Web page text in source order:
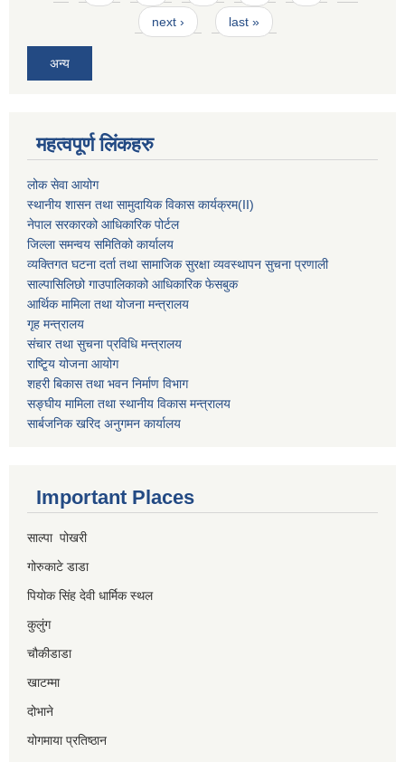
next › last »
अन्य
महत्वपूर्ण लिंकहरु
लोक सेवा आयोग
स्थानीय शासन तथा सामुदायिक विकास कार्यक्रम(II)
नेपाल सरकारको आधिकारिक पोर्टल
जिल्ला समन्वय समितिको कार्यालय
व्यक्तिगत घटना दर्ता तथा सामाजिक सुरक्षा व्यवस्थापन सुचना प्रणाली
साल्पासिलिछो गाउपालिकाको आधिकारिक फेसबुक
आर्थिक मामिला तथा योजना मन्त्रालय
गृह मन्त्रालय
संचार तथा सुचना प्रविधि मन्त्रालय
राष्टि्ृय योजना आयोग
शहरी बिकास तथा भवन निर्माण विभाग
सङ्घीय मामिला तथा स्थानीय विकास मन्त्रालय
सार्बजनिक खरिद अनुगमन कार्यालय
Important Places
साल्पा पोखरी
गोरुकाटे डाडा
पियोक सिंह देवी धार्मिक स्थल
कुलुंग
चौकीडाडा
खाटम्मा
दोभाने
योगमाया प्रतिष्ठान